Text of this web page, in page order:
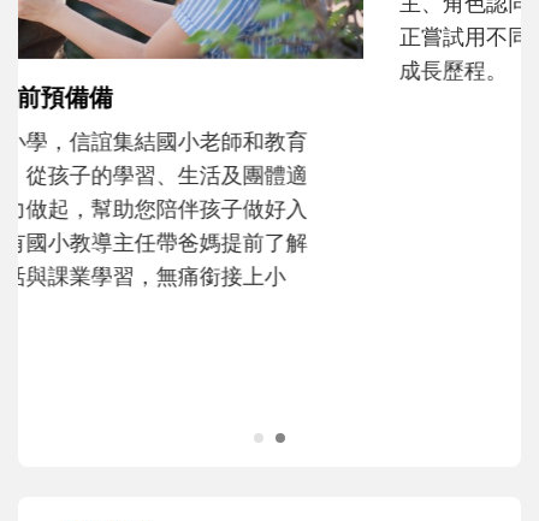
和孩子一起長大的那個男人│讀懂父親的
不同模樣
沒有人天生就擅長當爸爸！男人總是在一次
次「前所未有」的體驗中，跟著孩子一起長
大。從給予安全感的肢體遊戲，到獨立自
主、角色認同及解決問題的能力養成。爸爸